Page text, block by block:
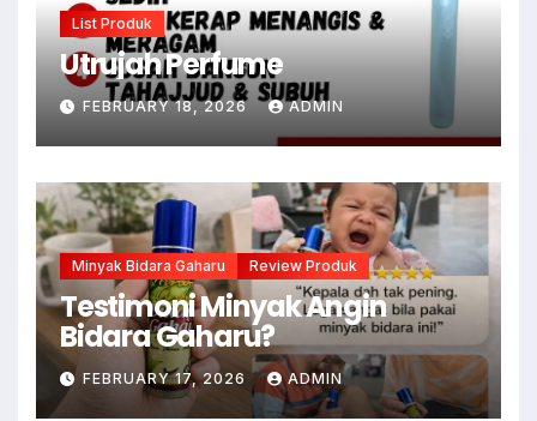
List Produk
Utrujah Perfume
FEBRUARY 18, 2026 ADMIN
Minyak Bidara Gaharu Review Produk
Testimoni Minyak Angin
Bidara Gaharu?
FEBRUARY 17, 2026 ADMIN